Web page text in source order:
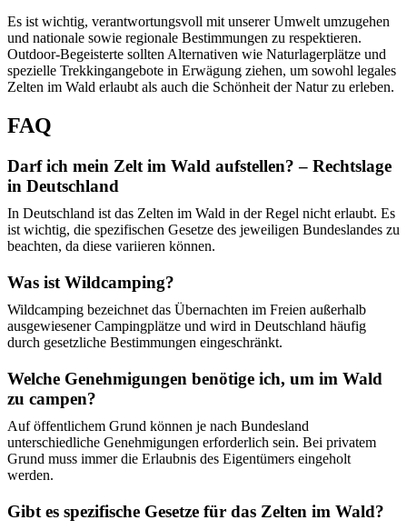
Es ist wichtig, verantwortungsvoll mit unserer Umwelt umzugehen
und nationale sowie regionale Bestimmungen zu respektieren.
Outdoor-Begeisterte sollten Alternativen wie Naturlagerplätze und
spezielle Trekkingangebote in Erwägung ziehen, um sowohl legales
Zelten im Wald erlaubt als auch die Schönheit der Natur zu erleben.
FAQ
Darf ich mein Zelt im Wald aufstellen? – Rechtslage
in Deutschland
In Deutschland ist das Zelten im Wald in der Regel nicht erlaubt. Es
ist wichtig, die spezifischen Gesetze des jeweiligen Bundeslandes zu
beachten, da diese variieren können.
Was ist Wildcamping?
Wildcamping bezeichnet das Übernachten im Freien außerhalb
ausgewiesener Campingplätze und wird in Deutschland häufig
durch gesetzliche Bestimmungen eingeschränkt.
Welche Genehmigungen benötige ich, um im Wald
zu campen?
Auf öffentlichem Grund können je nach Bundesland
unterschiedliche Genehmigungen erforderlich sein. Bei privatem
Grund muss immer die Erlaubnis des Eigentümers eingeholt
werden.
Gibt es spezifische Gesetze für das Zelten im Wald?